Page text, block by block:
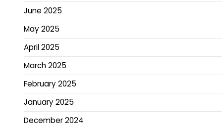
June 2025
May 2025
April 2025
March 2025
February 2025
January 2025
December 2024